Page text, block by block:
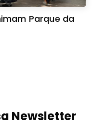
Parque da
Newsletter